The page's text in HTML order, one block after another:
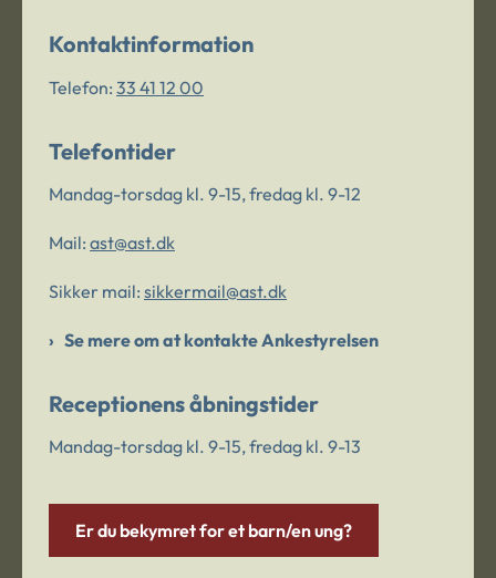
Kontaktinformation
Telefon: 33 41 12 00
Telefontider
Mandag-torsdag kl. 9-15, fredag kl. 9-12
Mail: ast@ast.dk
Sikker mail: sikkermail@ast.dk
Se mere om at kontakte Ankestyrelsen
Receptionens åbningstider
Mandag-torsdag kl. 9-15, fredag kl. 9-13
Er du bekymret for et barn/en ung?